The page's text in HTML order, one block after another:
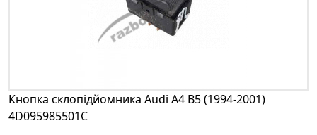
Кнопка склопідйомника Audi A4 B5 (1994-2001)
4D095985501C